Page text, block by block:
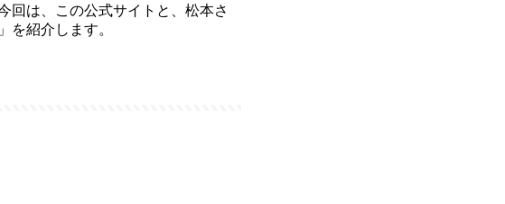
回は、この公式サイトと、松本さ
を紹介します。